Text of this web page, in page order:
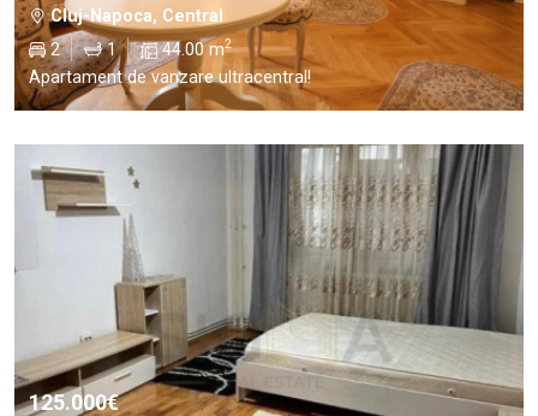
Cluj-Napoca, Central
2
1 44.00 m2
Apartament de vanzare ultracentral!
125.000€